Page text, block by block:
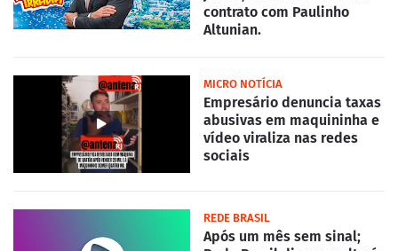
contrato com Paulinho
Altunian.
MICRO NOTÍCIA
Empresário denuncia taxas
abusivas em maquininha e
vídeo viraliza nas redes
sociais
REDE BRASIL
Após um mês sem sinal;